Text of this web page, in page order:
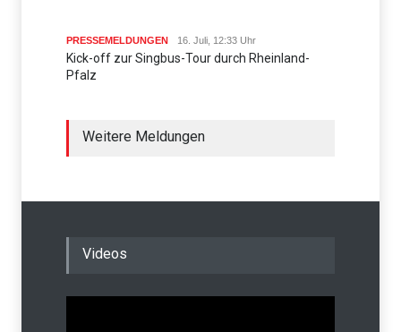
PRESSEMELDUNGEN 16. Juli, 12:33 Uhr
Kick-off zur Singbus-Tour durch Rheinland-
Pfalz
Weitere Meldungen
Videos